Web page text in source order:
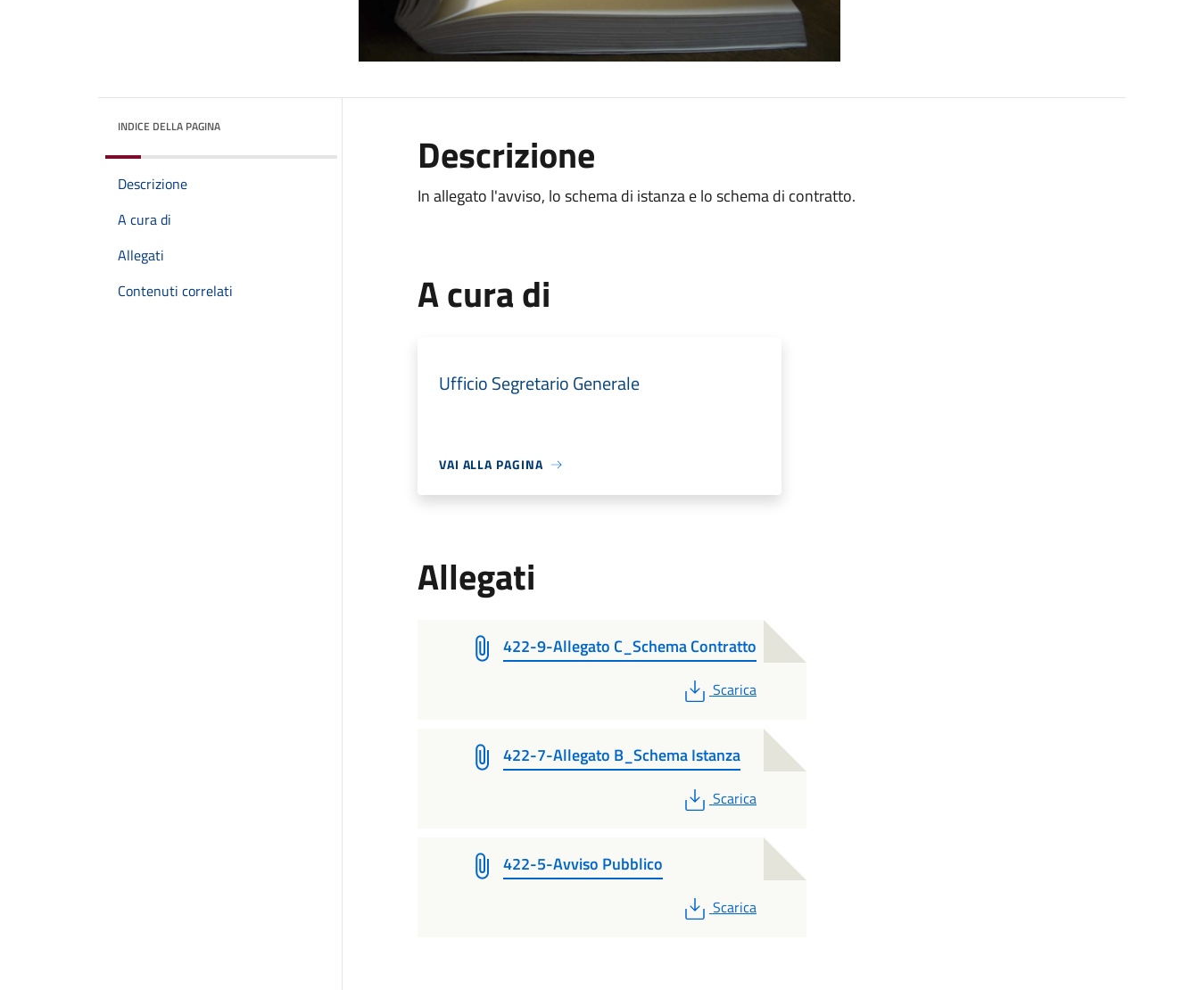
INDICE DELLA PAGINA
Descrizione
A cura di
Allegati
Contenuti correlati
Descrizione
In allegato l'avviso, lo schema di istanza e lo schema di contratto.
A cura di
Ufficio Segretario Generale
VAI ALLA PAGINA
Allegati
422-9-Allegato C_Schema Contratto
PDF
Scarica
422-7-Allegato B_Schema Istanza
PDF
Scarica
422-5-Avviso Pubblico
PDF
Scarica